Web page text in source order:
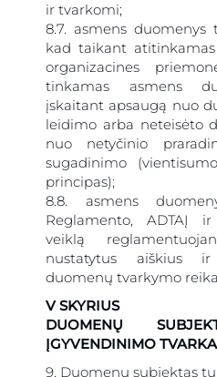
ir tvarkomi;
8.7. asmens
kad taikant
organizacines
tinkamas asmens
įskaitant apsaugą nuo
leidimo arba neteisėto
nuo netyčinio
sugadinimo
principas);
8.8. asmens
Reglamento, ADTAĮ
veiklą
nustatytus aiškius
duomenų tvarkymo
V SKYRIUS
DUOMENŲ
ĮGYVENDINIMO TVARKA
9. Duomenų subjektas